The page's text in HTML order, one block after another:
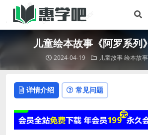
儿童绘本故事《阿罗系列
2024-04-19 儿童故事绘本故事
详情介绍 常见问题